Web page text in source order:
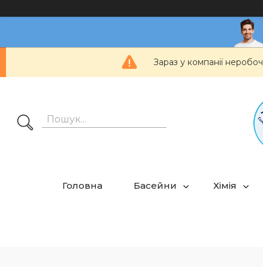
Зараз у компанії
Головна Басейни Хімія